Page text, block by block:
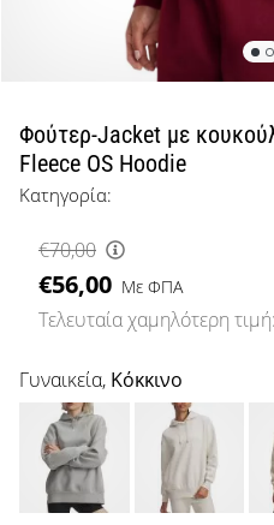
μπάσκετ
όπως
εμείς;
Έλα
μας
ως
πρεσβευτής
της
μας.
Εμφάνιση
όλων των
Φούτερ-Jacket με
Fleece OS Hoodie
Κατηγορία:
€70,00
€56,00 Με ΦΠΑ
Τελευταία χαμηλότερη τιμή:
Γυναικεία, Κόκκινο